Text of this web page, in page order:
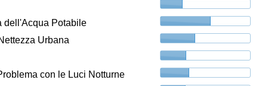
dell'Acqua Potabile
Urbana
con le Luci Notturne